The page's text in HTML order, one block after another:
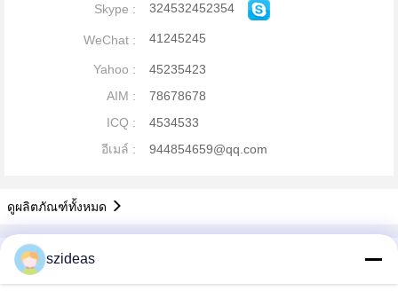
Skype : 324532452354
WeChat : 41245245
Yahoo :
45235423
AIM :
78678678
ICQ :
4534533
อีเมล์ :
944854659@qq.com
ดูผลิตภัณฑ์ทั้งหมด
รายละเอียด บริษัท
China Acrylic Product Online Market
szideas